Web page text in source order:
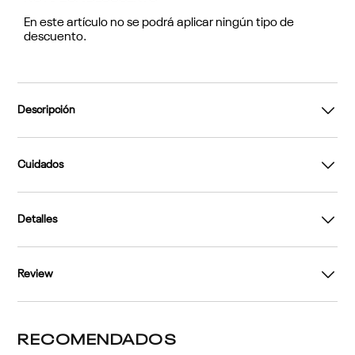
En este artículo no se podrá aplicar ningún tipo de
descuento.
Descripción
Cuidados
Detalles
Review
RECOMENDADOS